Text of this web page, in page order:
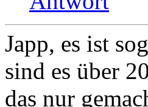
Japp, es ist
sind es über
das nur